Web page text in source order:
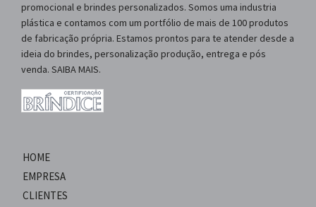
promocional e brindes personalizados. Somos uma industria
plástica e contamos com um portfólio de mais de 100 produtos
de fabricação própria. Estamos prontos para te atender desde a
ideia do brindes, personalização produção, entrega e pós
venda. SAIBA MAIS.
HOME
EMPRESA
CLIENTES